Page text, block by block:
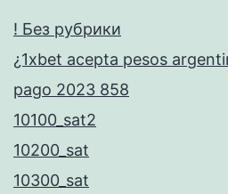
! Без рубрики
¿1xbet acepta pesos
pago 2023 858
10100_sat2
10200_sat
10300_sat